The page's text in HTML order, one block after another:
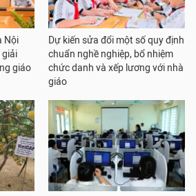
Nội
giải
giáo
Dự kiến sửa đổi một số quy định
chuẩn nghề nghiệp, bổ nhiệm
chức danh và xếp lương với nhà
giáo